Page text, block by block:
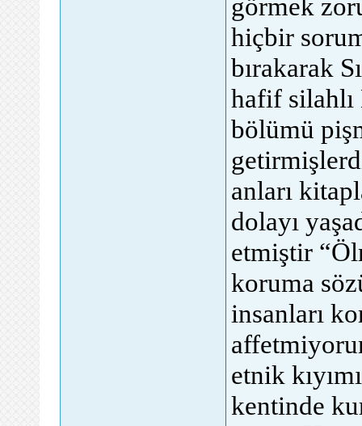
hiçbir
bırakarak
hafif
bölümü
anları
dolayı
etmiştir
koruma
insanları
etnik
kentinde